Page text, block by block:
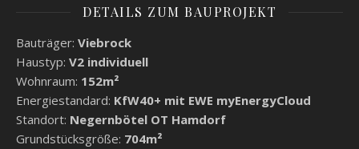
DETAILS ZUM BAUPROJEKT
Bauträger: Viebrock
Haustyp: V2 individuell
Wohnraum: 152m²
Energiestandard: KfW40+ mit EWE myEnergyCloud
Standort: Negernbötel OT Hamdorf
Grundstücksgröße: 704m²